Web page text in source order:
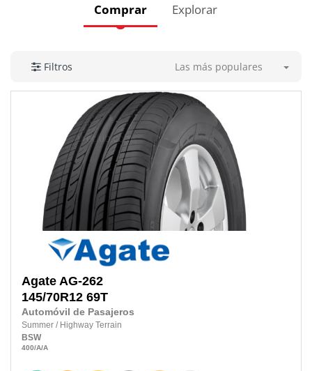
Comprar Explorar
Filtros Las más populares
Agate AG-262
145/70R12 69T
Automóvil de Pasajeros
Summer / Highway Terrain
BSW
400/A/A